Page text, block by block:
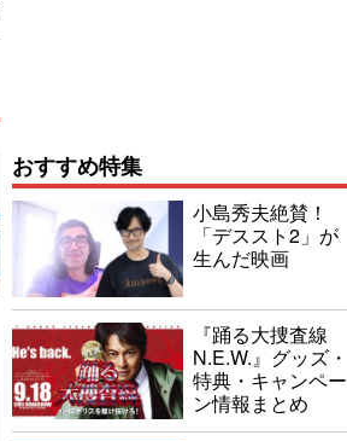
おすすめ特集
小島秀夫絶賛！
「デススト2」が
生んだ映画
『踊る大捜査線
N.E.W.』グッズ・
特典・キャンペー
ン情報まとめ